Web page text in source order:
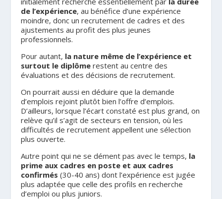
de l’expérience, au bénéfice d’une expérience
moindre, donc un recrutement de cadres et des
ajustements au profit des plus jeunes
professionnels.
Pour autant, la nature même de l’expérience et
surtout le diplôme restent au centre des
évaluations et des décisions de recrutement.
On pourrait aussi en déduire que la demande
d’emplois rejoint plutôt bien l’offre d’emplois.
D’ailleurs, lorsque l’écart constaté est plus grand, on
relève qu’il s’agit de secteurs en tension, où les
difficultés de recrutement appellent une sélection
plus ouverte.
Autre point qui ne se dément pas avec le temps, la
prime aux cadres en poste et aux cadres
confirmés (30-40 ans) dont l’expérience est jugée
plus adaptée que celle des profils en recherche
d’emploi ou plus juniors.